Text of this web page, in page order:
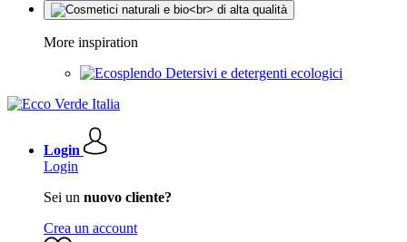
More inspiration
Detersivi e detergenti ecologici
Login
Login
Sei un nuovo cliente?
Crea un account